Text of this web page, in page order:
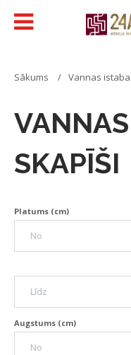
Sākums Vannas istaba
SKAPĪŠI
Platums (cm)
Augstums (cm)